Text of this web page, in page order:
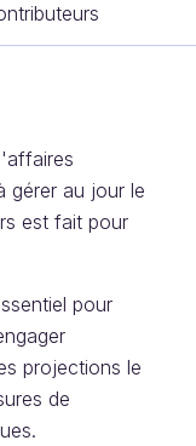
gérer au jour le
est fait pour
pour
projections le
de